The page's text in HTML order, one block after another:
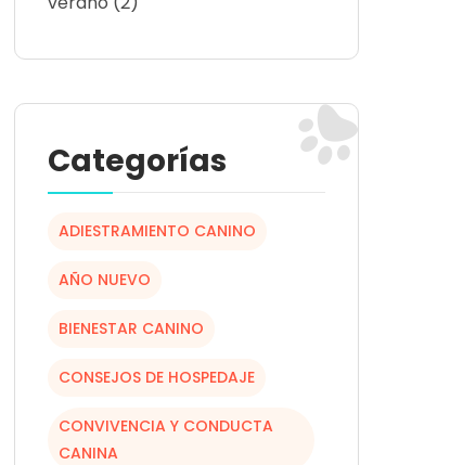
Categorías
ADIESTRAMIENTO CANINO
AÑO NUEVO
BIENESTAR CANINO
CONSEJOS DE HOSPEDAJE
CONVIVENCIA Y CONDUCTA
CANINA